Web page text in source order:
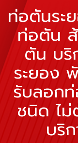
ท่อตันระ
ท่อตัน
ตัน บริ
ระยอง
รับลอก
ชนิด ไ
บริ